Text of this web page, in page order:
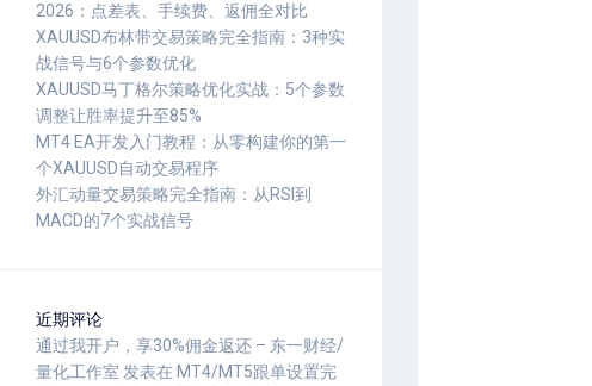
2026：点差表、手续费、返佣全对比
XAUUSD布林带交易策略完全指南：3种实
战信号与6个参数优化
XAUUSD马丁格尔策略优化实战：5个参数
调整让胜率提升至85%
MT4 EA开发入门教程：从零构建你的第一
个XAUUSD自动交易程序
外汇动量交易策略完全指南：从RSI到
MACD的7个实战信号
近期评论
通过我开户，享30%佣金返还 – 东一财经/
量化工作室 发表在 MT4/MT5跟单设置完